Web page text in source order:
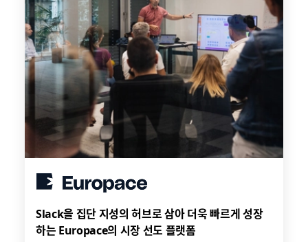
Slack을 집단 지성의 허브로 삼아 더욱 빠르게 성장
하는 Europace의 시장 선도 플랫폼